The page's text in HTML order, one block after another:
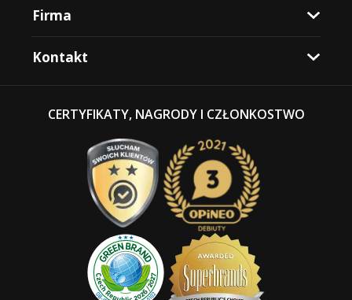
Firma
Kontakt
CERTYFIKATY, NAGRODY I CZŁONKOSTWO